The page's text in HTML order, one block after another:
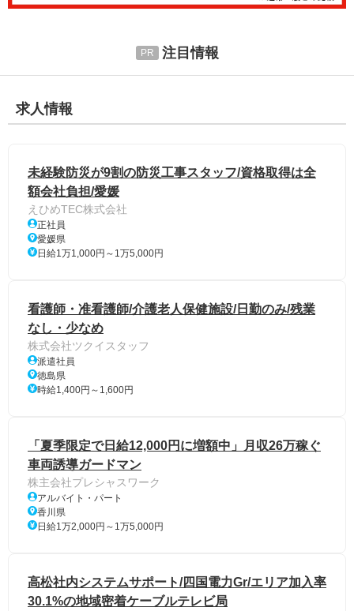
注目情報
求人情報
未経験防災が9割の防災工事スタッフ/資格取得は全
額会社負担/愛媛
えひめTEC株式会社
正社員
愛媛県
日給1万1,000円～1万5,000円
看護師・准看護師/介護老人保健施設/日勤のみ/残業
なし・少なめ
株式会社ツクイスタッフ
派遣社員
徳島県
時給1,400円～1,600円
「夏季限定で日給12,000円に増額中」月収26万稼ぐ
車両誘導ガードマン
株主会社プレシャスワーク
アルバイト・パート
香川県
日給1万2,000円～1万5,000円
高松社内システムサポート/四国電力Gr/エリア加入率
30.1%の地域密着ケーブルテレビ局